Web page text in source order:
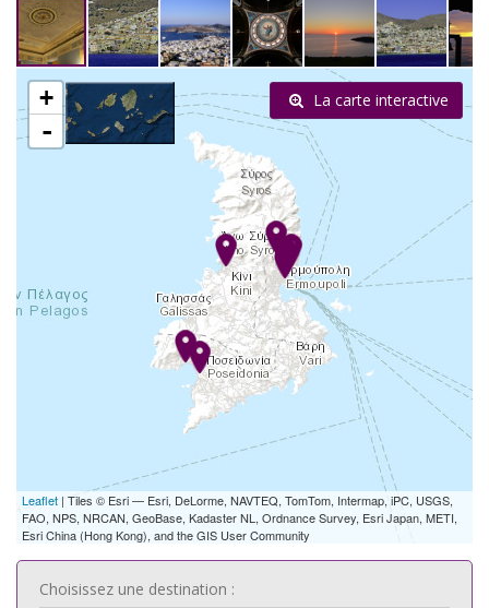
+
-
Leaflet | Tiles © Esri — Esri, DeLorme, NAVTEQ, TomTom, Intermap, iPC, USGS,
FAO, NPS, NRCAN, GeoBase, Kadaster NL, Ordnance Survey, Esri Japan, METI,
Esri China (Hong Kong), and the GIS User Community
La carte interactive
Choisissez une destination :